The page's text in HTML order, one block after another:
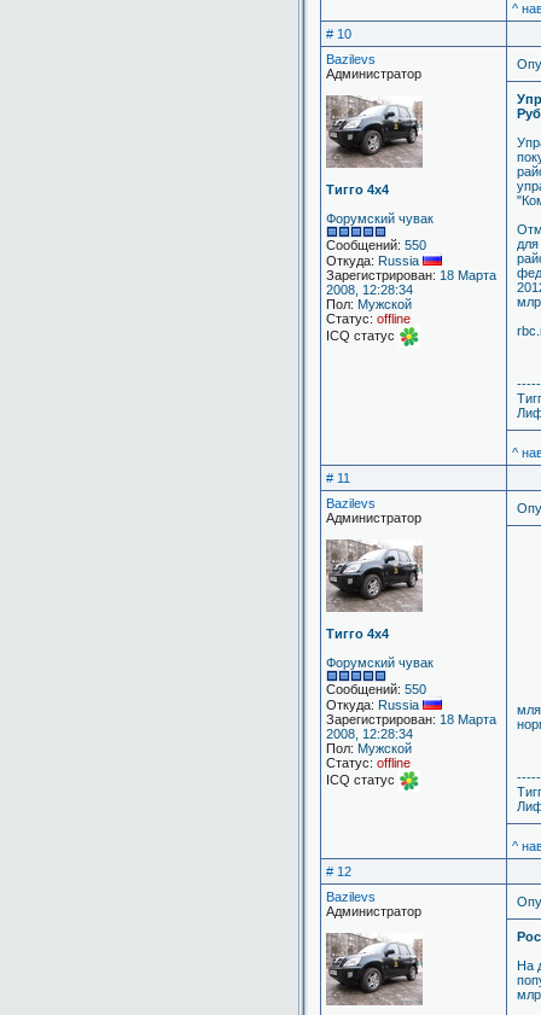
^
# 10
Bazilevs
Администратор
Тигго 4х4
Форумский чувак
Сообщений: 550
Откуда: Russia
Зарегистрирован: 18 Марта
2008, 12:28:34
Пол: Мужской
Статус: offline
ICQ статус
^
# 11
Bazilevs
Администратор
Тигго 4х4
Форумский чувак
Сообщений: 550
Откуда: Russia
Зарегистрирован: 18 Марта
2008, 12:28:34
Пол: Мужской
Статус: offline
ICQ статус
^
# 12
Bazilevs
Администратор
На